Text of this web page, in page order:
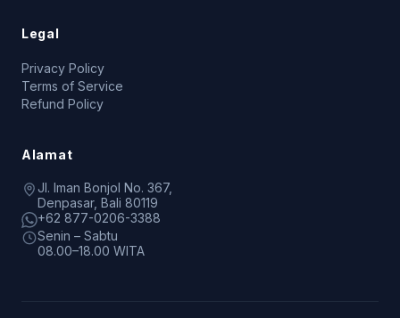
Legal
Privacy Policy
Terms of Service
Refund Policy
Alamat
Jl. Iman Bonjol No. 367,
Denpasar, Bali 80119
+62 877-0206-3388
Senin – Sabtu
08.00–18.00 WITA